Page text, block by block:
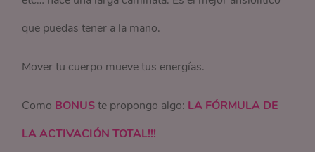
que puedas tener a la mano.
Mover tu cuerpo mueve tus energías.
Como BONUSte propongo algo: LA FÓRMULA DE
LA ACTIVACIÓN TOTAL!!!